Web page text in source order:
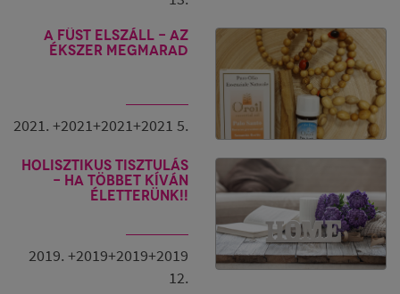
A füst elszáll - az
ékszer megmarad
2021. +2021+2021+2021 5.
Holisztikus tisztulás
- Ha többet kíván
életterünk!!
2019. +2019+2019+2019
12.